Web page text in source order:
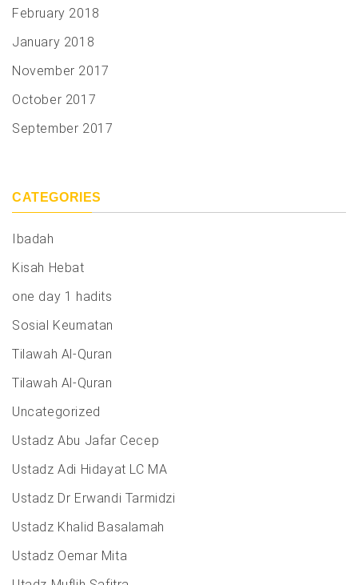
February 2018
January 2018
November 2017
October 2017
September 2017
CATEGORIES
Ibadah
Kisah Hebat
one day 1 hadits
Sosial Keumatan
Tilawah Al-Quran
Tilawah Al-Quran
Uncategorized
Ustadz Abu Jafar Cecep
Ustadz Adi Hidayat LC MA
Ustadz Dr Erwandi Tarmidzi
Ustadz Khalid Basalamah
Ustadz Oemar Mita